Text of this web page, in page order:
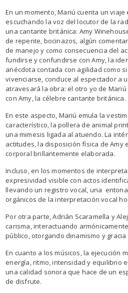
En un momento, Mariú cuenta un
escuchando la voz del locutor de la
una cantante británica: Amy
de repente, bocinazos, algún
de manejo y como consecuencia del
fundirse y confundirse con Amy, la
anécdota contada con agilidad como
vivenciarse, conduce al espectador a
atravesará la obra: el otro yo de
con Amy, la célebre cantante británica.
En este aspecto, Mariú emula la
característico, la pollera de animal
una mimesis ligada al atuendo. La
actitudes, la disposición física de Amy
corporal brillantemente elaborada.
Incluso, en los momentos de
expresividad visible con actos
llevando un registro vocal, una
orgánicos de la interpretación vocal
Por otra parte, Adrián Scaramella y
carisma, interactuando
público, otorgando dinamismo y gracia
En cuanto a los músicos, la ejecución
energía, ritmo, intensidad y equilibrio
una calidad sonora que hace de un
de disfrute.